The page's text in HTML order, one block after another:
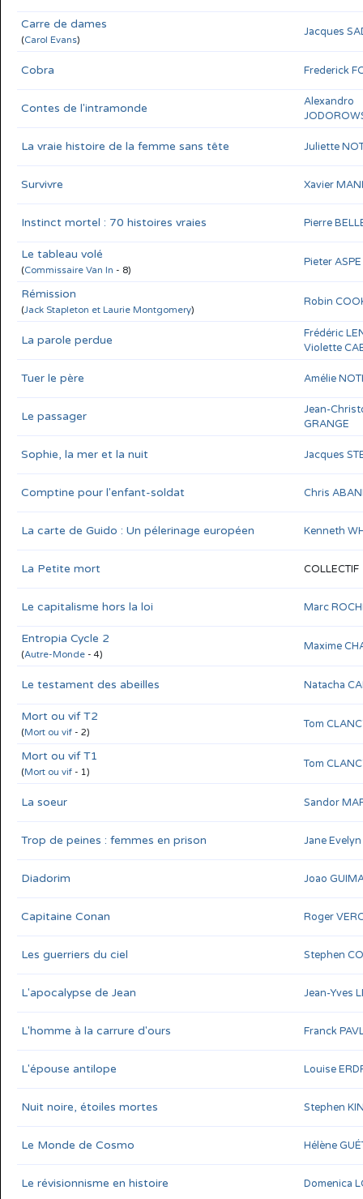
Carre de dames
(Carol Evans)
Jacques
Cobra Frederick
Contes de l'intramonde
Alexandro
La vraie histoire de la femme sans tête Juliette
Survivre Xavier
Instinct mortel : 70 histoires vraies Pierre
Le tableau volé
(Commissaire Van In - 8)
Pieter ASPE
Rémission
(Jack Stapleton et Laurie Montgomery)
Robin
La parole perdue
Frédéric
Violette
Tuer le père Amélie
Le passager
Jean-
GRANGE
Sophie, la mer et la nuit Jacques
Comptine pour l'enfant-soldat Chris
La carte de Guido : Un pélerinage européen Kenneth
La Petite mort COLLECTIF
Le capitalisme hors la loi Marc
Entropia Cycle 2
(Autre-Monde - 4)
Maxime
Le testament des abeilles Natacha
Mort ou vif T2
(Mort ou vif - 2)
Tom
Mort ou vif T1
(Mort ou vif - 1)
Tom
La soeur Sandor
Trop de peines : femmes en prison Jane
Diadorim Joao
Capitaine Conan Roger
Les guerriers du ciel Stephen
L'apocalypse de Jean Jean-Yves
L'homme à la carrure d'ours Franck
L'épouse antilope Louise
Nuit noire, étoiles mortes Stephen
Le Monde de Cosmo Hélène
Le révisionnisme en histoire Domenica